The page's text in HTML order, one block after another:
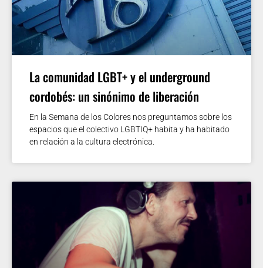
La comunidad LGBT+ y el underground
cordobés: un sinónimo de liberación
En la Semana de los Colores nos preguntamos sobre los
espacios que el colectivo LGBTIQ+ habita y ha habitado
en relación a la cultura electrónica.